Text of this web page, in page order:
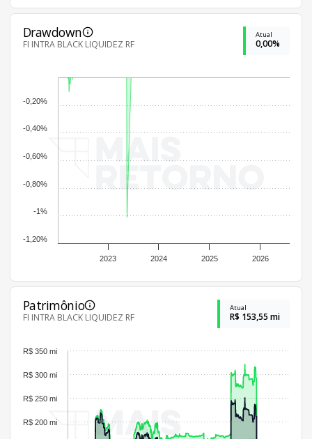
Drawdown
FI INTRA BLACK LIQUIDEZ RF
Atual
0,00%
2023 2024 2025 2026
-1,20%
-1%
-0,80%
-0,60%
-0,40%
-0,20%
Patrimônio
FI INTRA BLACK LIQUIDEZ RF
Atual
R$ 153,55 mi
R$ 200 mi
R$ 250 mi
R$ 300 mi
R$ 350 mi